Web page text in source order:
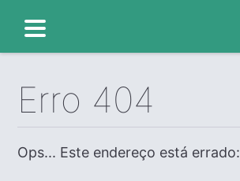
Erro 404
Ops... Este endereço está errado: